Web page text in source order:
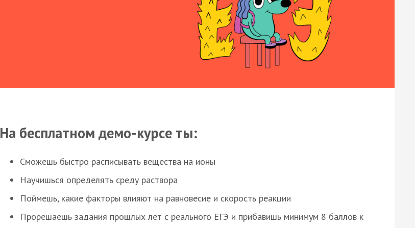
На бесплатном демо-курсе ты:
Сможешь быстро расписывать вещества на ионы
Научишься определять среду раствора
Поймешь, какие факторы влияют на равновесие и скорость реакции
Прорешаешь задания прошлых лет с реального ЕГЭ и прибавишь минимум 8 баллов к